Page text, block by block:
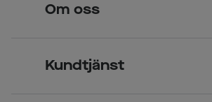
Över 70 butiker
Om oss
Kundtjänst